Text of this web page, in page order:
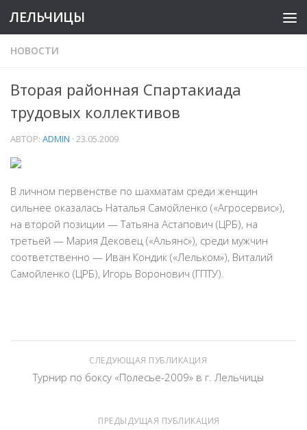
ЛЕЛЬЧИЦЫ
НОВОСТИ
Вторая районная Спартакиада
трудовых коллективов
АВТОР: ADMIN · 23.05.2009
В личном первенстве по шахматам среди женщин
сильнее оказалась Наталья Самойленко («Агросервис»),
на второй позиции — Татьяна Астапович (ЦРБ), на
третьей — Мария Дековец («Альянс»), среди мужчин
соответственно — Иван Кондик («Лельком»), Виталий
Самойленко (ЦРБ), Игорь Воронович (ГПТУ).
СЛЕДУЮЩАЯ ПУБЛИКАЦИЯ
Турнир по боксу «Полесье-2009» в г. Лельчицы
ПРЕДЫДУЩАЯ ПУБЛИКАЦИЯ